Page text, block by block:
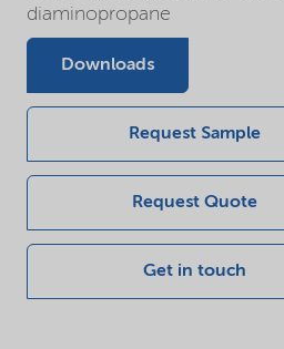
diaminopropane
Downloads
Request Sample
Request Quote
Get in touch